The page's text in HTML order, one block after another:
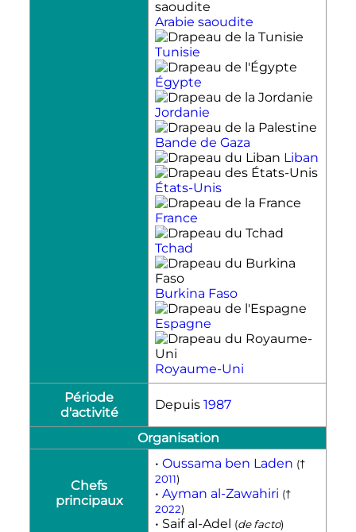
Arabie saoudite
Tunisie
Égypte
Jordanie
Bande de Gaza
Liban
États-Unis
France
Tchad
Burkina Faso
Espagne
Royaume-Uni
Période
d'activité
Depuis 1987
Organisation
Chefs
principaux
• Oussama ben Laden (†
2011)
• Ayman al-Zawahiri (†
2022)
• Saif al-Adel (de facto)